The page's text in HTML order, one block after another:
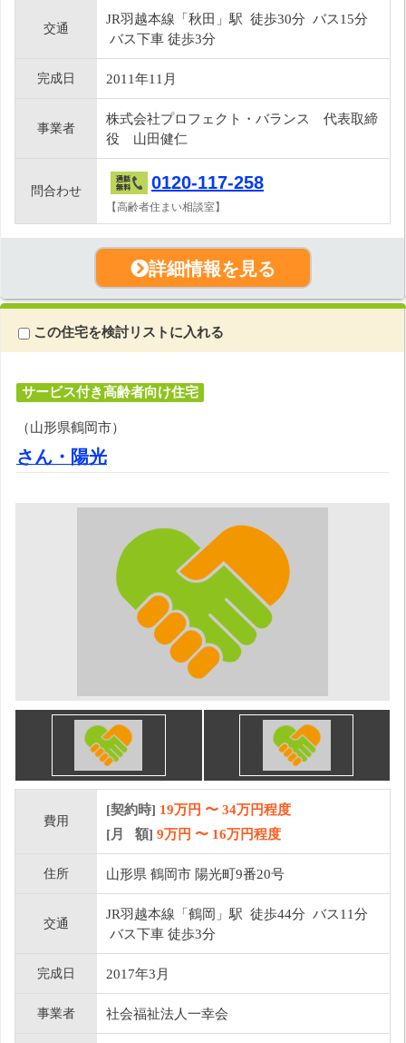
交通
JR羽越本線「秋田」駅 徒歩30分 バス15分
バス下車 徒歩3分
完成日 2011年11月
事業者
株式会社プロフェクト・バランス 代表取締
役 山田健仁
問合わせ 0120-117-258
【高齢者住まい相談室】
詳細情報を見る
この住宅を検討リストに入れる
サービス付き高齢者向け住宅
（山形県鶴岡市）
さん・陽光
費用
[契約時] 19万円 〜 34万円程度
[月 額] 9万円 〜 16万円程度
住所 山形県 鶴岡市 陽光町9番20号
交通
JR羽越本線「鶴岡」駅 徒歩44分 バス11分
バス下車 徒歩3分
完成日 2017年3月
事業者 社会福祉法人一幸会